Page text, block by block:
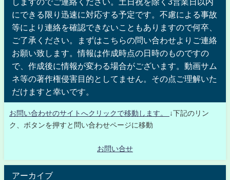
にできる限り迅速に対応する予定です。不慮による事故
等により連絡を確認できないこともありますので何卒、
ご了承ください。まずはこちらの問い合わせよりご連絡
お願い致します。情報は作成時点の日時のものですの
で、作成後に情報が変わる場合がございます。動画サム
ネ等の著作権侵害目的としてません。その点ご理解いた
だけますと幸いです。
お問い合わせのサイトへクリックで移動します。
↓下記のリン
ク、ボタンを押すと問い合わせページに移動
お問い合せ
アーカイブ